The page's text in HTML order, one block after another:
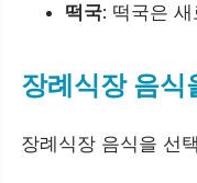
떡국: 떡국은
장례식장 음식
장례식장 음식을 선